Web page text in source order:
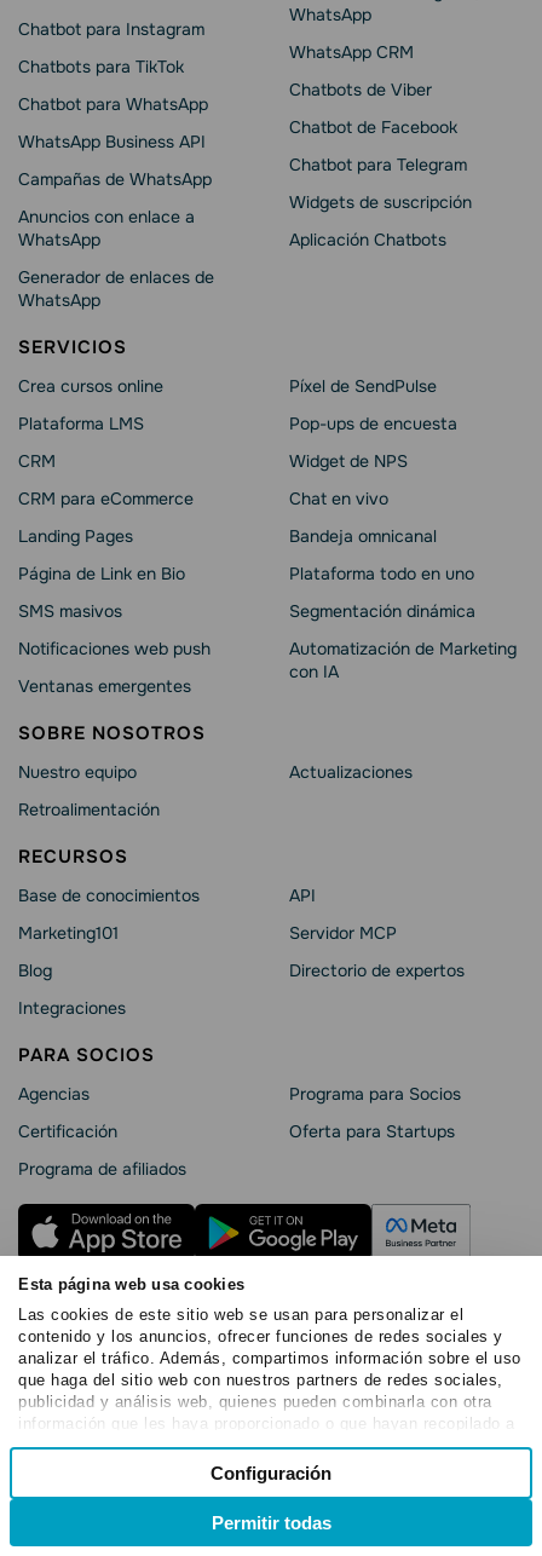
Esta página web usa cookies
Las cookies de este sitio web se usan para personalizar el
contenido y los anuncios, ofrecer funciones de redes sociales y
analizar el tráfico. Además, compartimos información sobre el uso
que haga del sitio web con nuestros partners de redes sociales,
publicidad y análisis web, quienes pueden combinarla con otra
información que les haya proporcionado o que hayan recopilado a
partir del uso que haya hecho de sus servicios.
Selección
consentimiento
Preferencias
Configuración
Permitir todas
Chatbot para Instagram
Chatbots para TikTok
Chatbot para WhatsApp
WhatsApp Business API
Campañas de WhatsApp
Anuncios con enlace a
WhatsApp
Generador de enlaces de
WhatsApp
WhatsApp
WhatsApp CRM
Chatbots de Viber
Chatbot de Facebook
Chatbot para Telegram
Widgets de suscripción
Aplicación Chatbots
SERVICIOS
Crea cursos online
Plataforma LMS
CRM
CRM para eCommerce
Landing Pages
Página de Link en Bio
SMS masivos
Notificaciones web push
Ventanas emergentes
Píxel de SendPulse
Pop-ups de encuesta
Widget de NPS
Chat en vivo
Bandeja omnicanal
Plataforma todo en uno
Segmentación dinámica
Automatización de Marketing
con IA
SOBRE NOSOTROS
Nuestro equipo
Retroalimentación
Actualizaciones
RECURSOS
Base de conocimientos
Marketing101
Blog
Integraciones
API
Servidor MCP
Directorio de expertos
PARA SOCIOS
Agencias
Certificación
Programa de afiliados
Programa para Socios
Oferta para Startups
Términos de servicio
Política de privacidad
SendPulse Seguridad La
Declaración de cookies
Copyright © 2015 - 2026. SendPulse.Todos los derechos